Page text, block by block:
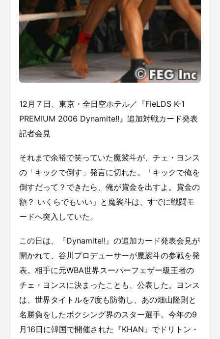
12月７日、東京・全日空ホテル／『FieLDS K-1
PREMIUM 2006 Dynamite!!』追加対戦カード発表
記者会見
それまで余裕で笑っていた魔裟斗が、チェ・ヨンス
の「キックで倒す」発言に切れた。「キックで俺を
倒すだって？できたら、俺が賞金を出すよ。賞金の
額？ いくらでもいい」と魔裟斗は、すでに戦闘モ
ードへ突入していた。
この日は、『Dynamite!!』の追加カード発表会見が
開かれて、谷川プロデューサーが魔裟斗の参戦を発
表。相手に元WBA世界スーパーフェザー級王者の
チェ・ヨンスに決まったことも、公表した。ヨンス
は、世界タイトルを7度も防衛し、あの畑山隆則と
名勝負をしたボクシング界のスター選手。今年の9
月16日に韓国で開催された『KHAN』でドリトン・